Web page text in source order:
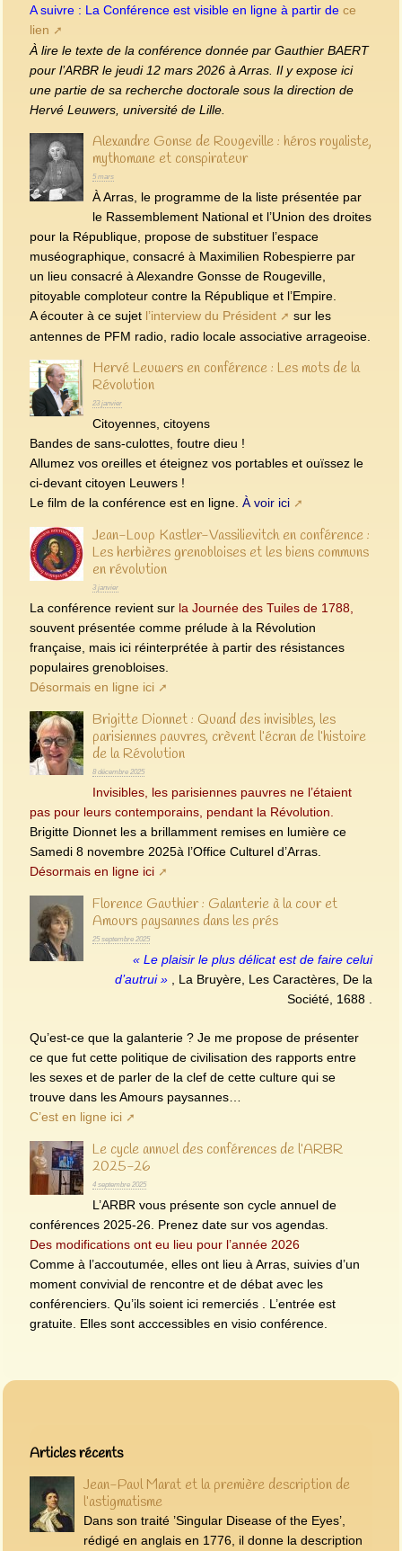
A suivre : La Conférence est visible en ligne à partir de ce
lien
À lire le texte de la conférence donnée par Gauthier BAERT
pour l’ARBR le jeudi 12 mars 2026 à Arras. Il y expose ici
une partie de sa recherche doctorale sous la direction de
Hervé Leuwers, université de Lille.
Alexandre Gonse de Rougeville : héros royaliste,
mythomane et conspirateur
5 mars
À Arras, le programme de la liste présentée par
le Rassemblement National et l’Union des droites
pour la République, propose de substituer l’espace
muséographique, consacré à Maximilien Robespierre par
un lieu consacré à Alexandre Gonsse de Rougeville,
pitoyable comploteur contre la République et l’Empire.
A écouter à ce sujet l’interview du Président
sur les
antennes de PFM radio, radio locale associative arrageoise.
Hervé Leuwers en conférence : Les mots de la
Révolution
23 janvier
Citoyennes, citoyens
Bandes de sans-culottes, foutre dieu !
Allumez vos oreilles et éteignez vos portables et ouïssez le
ci-devant citoyen Leuwers !
Le film de la conférence est en ligne. À voir ici
Jean-Loup Kastler-Vassilievitch en conférence :
Les herbières grenobloises et les biens communs
en révolution
3 janvier
La conférence revient sur la Journée des Tuiles de 1788,
souvent présentée comme prélude à la Révolution
française, mais ici réinterprétée à partir des résistances
populaires grenobloises.
Désormais en ligne ici
Brigitte Dionnet : Quand des invisibles, les
parisiennes pauvres, crèvent l’écran de l’histoire
de la Révolution
8 décembre 2025
Invisibles, les parisiennes pauvres ne l’étaient
pas pour leurs contemporains, pendant la Révolution.
Brigitte Dionnet les a brillamment remises en lumière ce
Samedi 8 novembre 2025à l’Office Culturel d’Arras.
Désormais en ligne ici
Florence Gauthier : Galanterie à la cour et
Amours paysannes dans les prés
25 septembre 2025
« Le plaisir le plus délicat est de faire celui
d’autrui »
, La Bruyère, Les Caractères, De la
Société, 1688 .
Qu’est-ce que la galanterie ? Je me propose de présenter
ce que fut cette politique de civilisation des rapports entre
les sexes et de parler de la clef de cette culture qui se
trouve dans les Amours paysannes…
C’est en ligne ici
Le cycle annuel des conférences de l’ARBR
2025-26
4 septembre 2025
L’ARBR vous présente son cycle annuel de
conférences 2025-26. Prenez date sur vos agendas.
Des modifications ont eu lieu pour l’année 2026
Comme à l’accoutumée, elles ont lieu à Arras, suivies d’un
moment convivial de rencontre et de débat avec les
conférenciers. Qu’ils soient ici remerciés . L’entrée est
gratuite. Elles sont acccessibles en visio conférence.
Articles les plus récents
Articles récents
Jean-Paul Marat et la première description de
l’astigmatisme
Dans son traité ’Singular Disease of the Eyes’,
rédigé en anglais en 1776, il donne la description